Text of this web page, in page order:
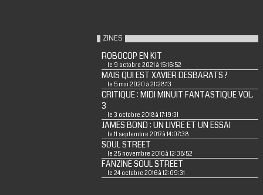
ZINES
ROBOCOP EN KIT
le 9 octobre 2021 à 15:16:52
MAIS QUI EST XAVIER DESBARATS ?
le 5 mai 2020 à 21:28:13
CRITIQUE : MIDI MINUIT FANTASTIQUE VOL.
3
le 3 octobre 2018 à 17:19:31
JAMES BOND : UN LIVRE ET UN ESSAI
le 11 septembre 2017 à 14:07:38
SOUL STREET
le 25 novembre 2016 à 12:38:52
FANZINE SOUL STREET
le 24 octobre 2016 à 12:09:31